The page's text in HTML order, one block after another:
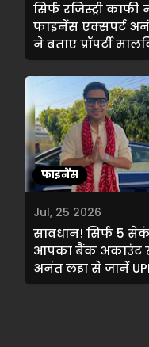
सिर्फ रजिस्ट्री काफी
फाइनेंस एक्सपर्ट
ने बताए प्रॉपर्टी
हक के 3 सबसे अहम
डॉक्यूमेंट्स
Jul, 25 2026
सावधान! सिर्फ 5
आपका बैंक अकाउंट
अनंत लड्ढा से जानें UPI
सुरक्षित करने के 4
फाइनेंस